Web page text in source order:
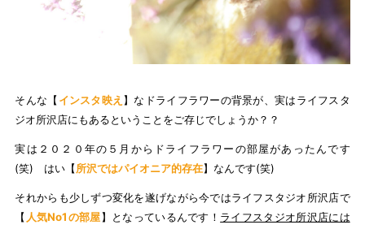
そんな【インスタ映え 】なドライフラワーの背景が、実はライフスタ
ジオ所沢店にもあるということをご存じでしょうか？？
実は２０２０年の５月からドライフラワーの部屋があったんです
(笑) はい【所沢ではパイオニア的存在】なんです(笑)
それからも少しずつ変化を遂げながら今ではライフスタジオ所沢店で
【 人気No1の部屋】となっているんです！ ライフスタジオ所沢店には